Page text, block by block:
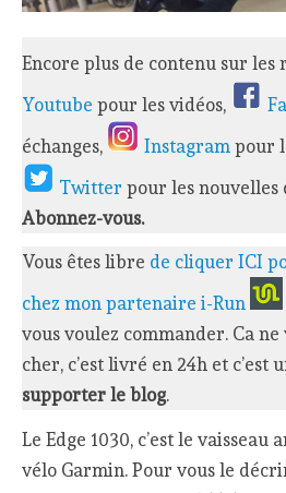
Encore plus de contenu sur les
Youtube pour les vidéos,
échanges,
Instagrampour
Twitterpour les nouvelles
Abonnez-vous.
Vous êtes libre de cliquer ICI
chez mon partenaire i-Run
vous voulez commander. Ca
cher, c’est livré en 24h et c’est
supporter le blog.
Le Edge 1030, c’est le
vélo Garmin. Pour vous le